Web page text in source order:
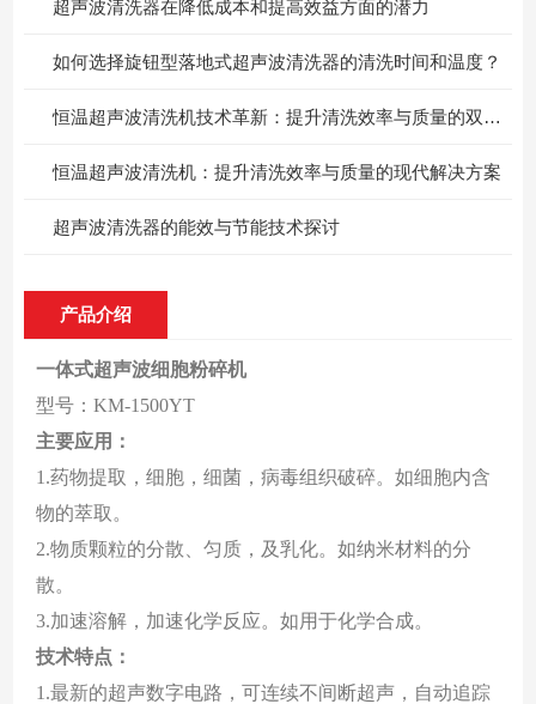
超声波清洗器在降低成本和提高效益方面的潜力
如何选择旋钮型落地式超声波清洗器的清洗时间和温度？
恒温超声波清洗机技术革新：提升清洗效率与质量的双重保障
恒温超声波清洗机：提升清洗效率与质量的现代解决方案
超声波清洗器的能效与节能技术探讨
产品介绍
一体式超声波细胞粉碎机
型号：KM-1500YT
主要应用：
1 .药物提取，细胞，细菌，病毒组织破碎。如细胞内含
物的萃取。
2.物质颗粒的分散、匀质，及乳化。如纳米材料的分
散。
3.加速溶解，加速化学反应。如用于化学合成。
技术特点 ：
1 .最新的超声数字电路，可连续不间断超声，自动追踪